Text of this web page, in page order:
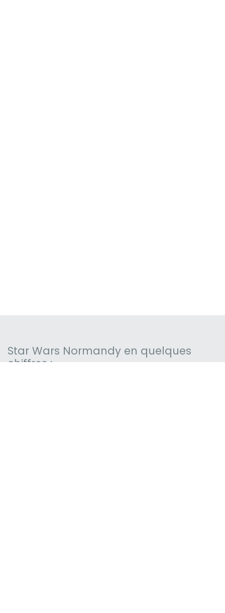
Star Wars Normandy en quelques
chiffres :